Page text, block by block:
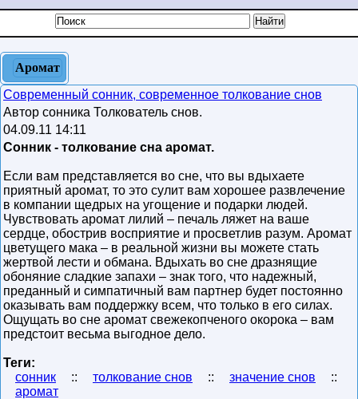
Аромат
Современный сонник, современное толкование снов
Автор сонника Толкователь снов.
04.09.11 14:11
Сонник - толкование сна аромат.
Если вам представляется во сне, что вы вдыхаете
приятный аромат, то это сулит вам хорошее развлечение
в компании щедрых на угощение и подарки людей.
Чувствовать аромат лилий – печаль ляжет на ваше
сердце, обострив восприятие и просветлив разум. Аромат
цветущего мака – в реальной жизни вы можете стать
жертвой лести и обмана. Вдыхать во сне дразнящие
обоняние сладкие запахи – знак того, что надежный,
преданный и симпатичный вам партнер будет постоянно
оказывать вам поддержку всем, что только в его силах.
Ощущать во сне аромат свежекопченого окорока – вам
предстоит весьма выгодное дело.
Теги:
сонник
:: толкование снов :: значение снов
::
аромат